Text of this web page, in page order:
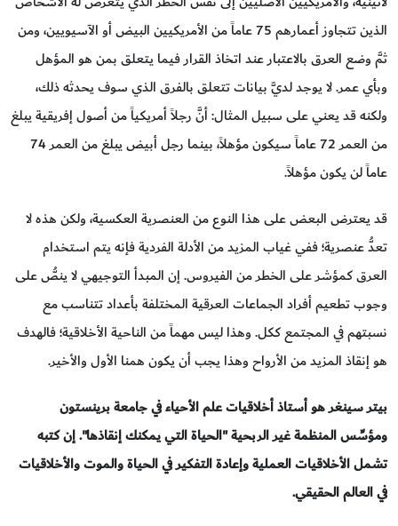
الذين تتجاوز أعمارهم 75 عاماً من الأمريكيين البيض أو الآسيويين، ومن
ثمَّ وضع العرق بالاعتبار عند اتخاذ القرار فيما يتعلق بمن هو المؤهل
وبأي عمر. لا يوجد لديَّ بيانات تتعلق بالفرق الذي سوف يحدثه ذلك،
ولكنه قد يعني على سبيل المثال: أنَّ رجلاً أمريكياً من أصول إفريقية يبلغ
من العمر 72 عاماً سيكون مؤهلاً، بينما رجل أبيض يبلغ من العمر 74
عاماً لن يكون مؤهلاً.
قد يعترض البعض على هذا النوع من العنصرية العكسية، ولكن هذه لا
تعدُّ عنصرية؛ ففي غياب المزيد من الأدلة الفردية فإنه يتم استخدام
العرق كمؤشر على الخطر من الفيروس. إن المبدأ التوجيهي لا ينصُّ على
وجوب تطعيم أفراد الجماعات العرقية المختلفة بأعداد تتناسب مع
نسبتهم في المجتمع ككل. وهذا ليس مهماً من الناحية الأخلاقية؛ فالهدف
هو إنقاذ المزيد من الأرواح وهذا يجب أن يكون همنا الأول والأخير.
بيتر سينغر هو أستاذ أخلاقيات علم الأحياء في جامعة برينستون
ومؤسِّس المنظمة غير الربحية "الحياة التي يمكنك إنقاذها". إن كتبه
تشمل الأخلاقيات العملية وإعادة التفكير في الحياة والموت والأخلاقيات
في العالم الحقيقي.